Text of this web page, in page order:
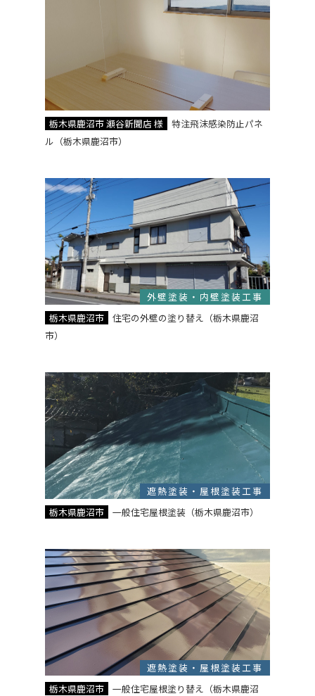
栃木県鹿沼市 瀬谷新聞店 様
特注飛沫感染防止パネ
ル（栃木県鹿沼市）
外壁塗装・内壁塗装工事
栃木県鹿沼市
住宅の外壁の塗り替え（栃木県鹿沼
市）
遮熱塗装・屋根塗装工事
栃木県鹿沼市
一般住宅屋根塗装（栃木県鹿沼市）
遮熱塗装・屋根塗装工事
栃木県鹿沼市
一般住宅屋根塗り替え（栃木県鹿沼